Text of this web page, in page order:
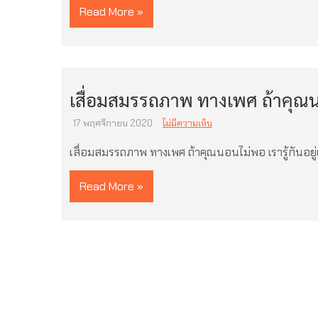
Read More »
เสื่อมสมรรถภาพ ทางเพศ ถ้าคุ
17 พฤศจิกายน 2020 ไม่มีความเห็น
เสื่อมสมรรถภาพ ทางเพศ ถ้าคุณนอนไม่พอ เรารู้กันอ
Read More »